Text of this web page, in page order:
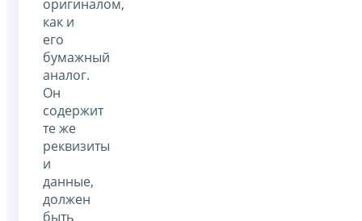
оригиналом,
как и
его
бумажный
аналог.
Он
содержит
те же
реквизиты
и
данные,
должен
быть